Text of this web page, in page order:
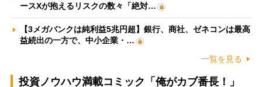
ースXが抱えるリスクの数々「絶対…
【3メガバンクは純利益5兆円超】銀行、商社、ゼネコンは最高
益続出の一方で、中小企業・…
一覧を見る
投資ノウハウ満載コミック「俺がカブ番長！」